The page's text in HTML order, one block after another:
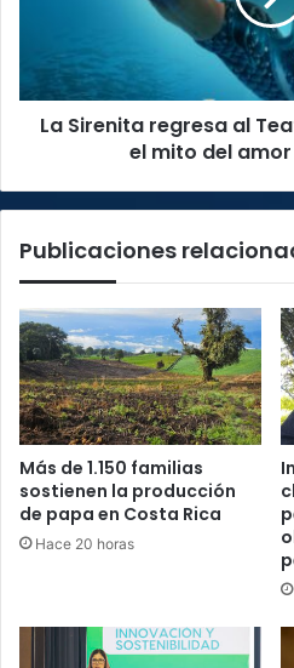
rompe
el
mitoLa Sirenita regresa al
el mito del
Publicaciones
Más de 1.150 familias
sostienen la producción
de papa en Costa Rica
Hace 20 horas